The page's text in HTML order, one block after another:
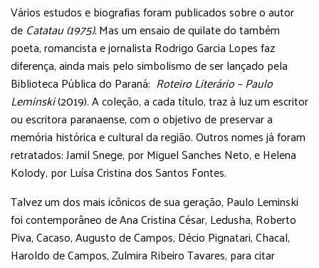
Vários estudos e biografias foram publicados sobre o autor
de Catatau (1975).Mas um ensaio de quilate do também
poeta, romancista e jornalista Rodrigo Garcia Lopes faz
diferença, ainda mais pelo simbolismo de ser lançado pela
Biblioteca Pública do Paraná: Roteiro Literário – Paulo
Leminski(2019). A coleção, a cada título, traz à luz um escritor
ou escritora paranaense, com o objetivo de preservar a
memória histórica e cultural da região. Outros nomes já foram
retratados: Jamil Snege, por Miguel Sanches Neto, e Helena
Kolody, por Luísa Cristina dos Santos Fontes.
Talvez um dos mais icônicos de sua geração, Paulo Leminski
foi contemporâneo de Ana Cristina César, Ledusha, Roberto
Piva, Cacaso, Augusto de Campos, Décio Pignatari, Chacal,
Haroldo de Campos, Zulmira Ribeiro Tavares, para citar